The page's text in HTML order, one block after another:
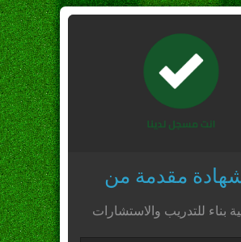
مقدمة من
بناء للتدريب والاستشارات